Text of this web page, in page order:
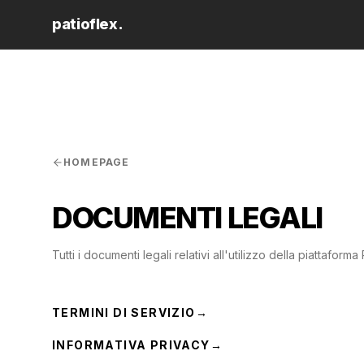
patioflex.
HOMEPAGE
DOCUMENTI LEGALI
Tutti i documenti legali relativi all'utilizzo della piattaforma
TERMINI DI SERVIZIO →
INFORMATIVA PRIVACY →